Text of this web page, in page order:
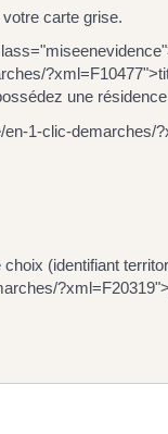
carte grise.
une
1-clic-demarches/
(identifiant